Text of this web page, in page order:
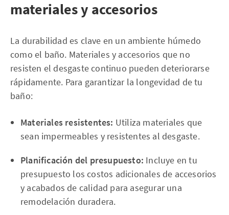
materiales y accesorios
La durabilidad es clave en un ambiente húmedo
como el baño. Materiales y accesorios que no
resisten el desgaste continuo pueden deteriorarse
rápidamente. Para garantizar la longevidad de tu
baño:
Materiales resistentes: Utiliza materiales que
sean impermeables y resistentes al desgaste.
Planificación del presupuesto: Incluye en tu
presupuesto los costos adicionales de accesorios
y acabados de calidad para asegurar una
remodelación duradera.